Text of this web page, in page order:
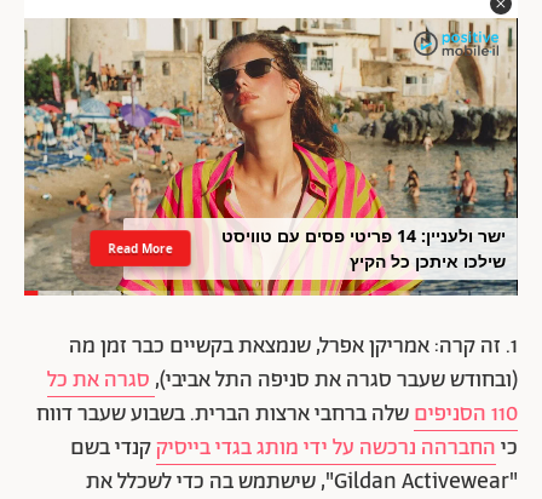
ישר ולעניין: 14 פריטי פסים עם טוויסט
שילכו איתכן כל הקיץ
Read More
1. זה קרה: אמריקן אפרל, שנמצאת בקשיים כבר זמן מה
(ובחודש שעבר סגרה את סניפה התל אביבי),סגרה את כל
110 הסניפים
שלה ברחבי ארצות הברית. בשבוע שעבר דווח
כיהחברהה נרכשה על ידי מותג בגדי בייסיקקנדי בשם
"Gildan Activewear", שישתמש בה כדי לשכלל את